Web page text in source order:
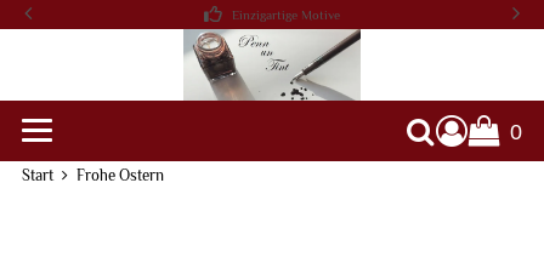
Einzigartige Motive
Suche
0
Start Frohe Ostern